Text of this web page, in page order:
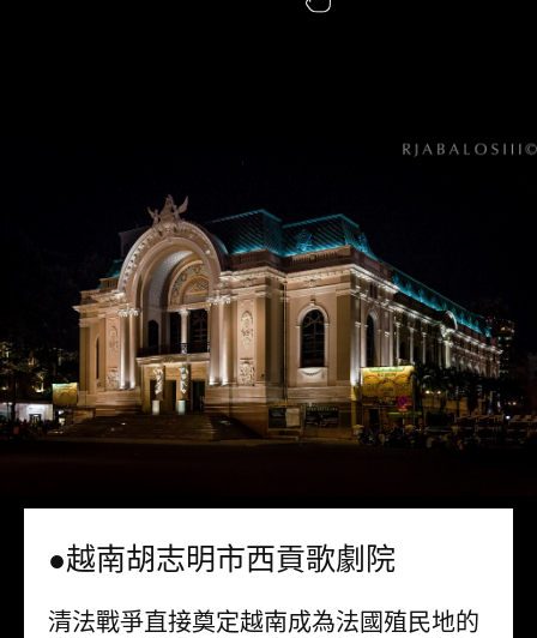
●越南胡志明市西貢歌劇院
清法戰爭直接奠定越南成為法國殖民地的